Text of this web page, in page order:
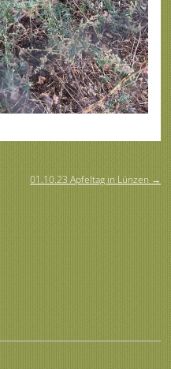
01.10.23 Apfeltag in Lünzen →